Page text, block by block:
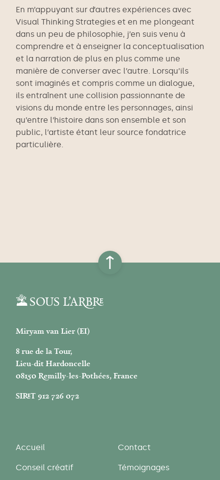
En m’appuyant sur d’autres expériences avec
Visual Thinking Strategies et en me plongeant
dans un peu de philosophie, j’en suis venu à
comprendre et à enseigner la conceptualisation
et la narration de plus en plus comme une
manière de converser avec l’autre. Lorsqu’ils
sont imaginés et compris comme un dialogue,
ils entraînent une collision passionnante de
visions du monde entre les personnages, ainsi
qu’entre l’histoire dans son ensemble et son
public, l’artiste étant leur source fondatrice
particulière.
↑
SOUS L’ARBRE
Miryam van Lier (EI)
8 rue de la Tour,
Lieu-dit Hardoncelle
08150 Remilly-les-Pothées, France
SIRET 912 726 072
Accueil
Conseil créatif
Contact
Témoignages